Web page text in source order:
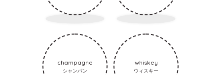
champagne
シャンパン
whiskey
ウィスキー